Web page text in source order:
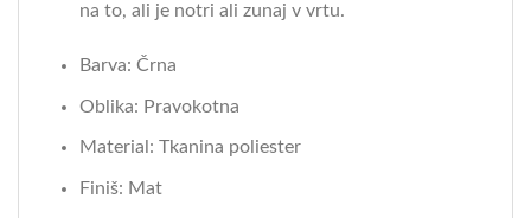
na to, ali je notri ali zunaj v vrtu.
Barva: Črna
Oblika: Pravokotna
Material: Tkanina poliester
Finiš: Mat